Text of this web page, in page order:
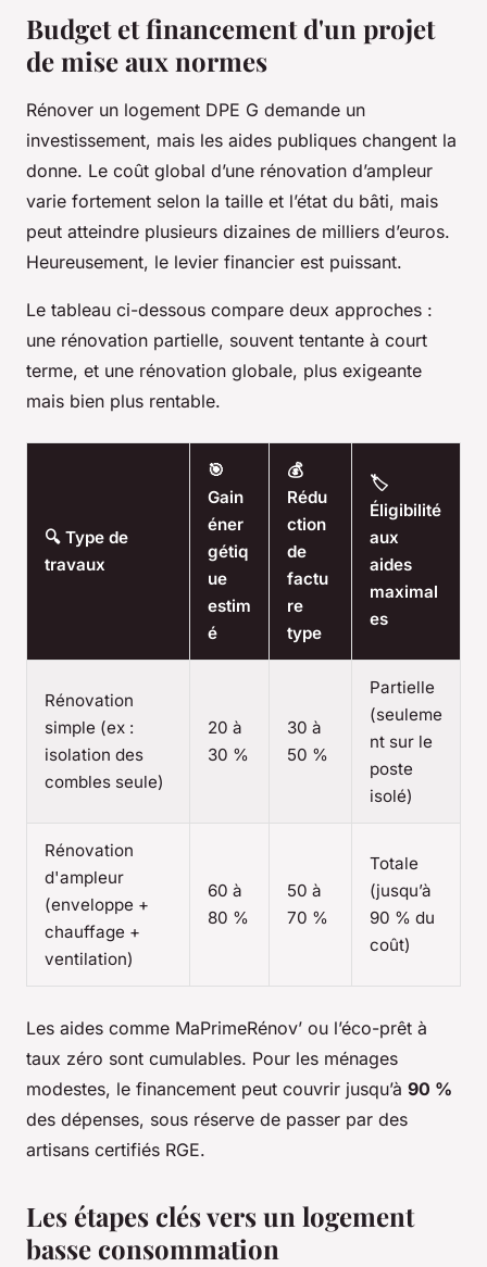
Budget et financement d'un projet
de mise aux normes
Rénover un logement DPE G demande un
investissement, mais les aides publiques changent la
donne. Le coût global d’une rénovation d’ampleur
varie fortement selon la taille et l’état du bâti, mais
peut atteindre plusieurs dizaines de milliers d’euros.
Heureusement, le levier financier est puissant.
Le tableau ci-dessous compare deux approches :
une rénovation partielle, souvent tentante à court
terme, et une rénovation globale, plus exigeante
mais bien plus rentable.
🔍 Type de
travaux
🎯
Gain
éner
gétiq
ue
estim
é
💰
Rédu
ction
de
factu
re
type
🏷️
Éligibilité
aux
aides
maximal
es
Rénovation
simple (ex :
isolation des
combles seule)
20 à
30 %
30 à
50 %
Partielle
(seuleme
nt sur le
poste
isolé)
Rénovation
d'ampleur
(enveloppe +
chauffage +
ventilation)
60 à
80 %
50 à
70 %
Totale
(jusqu’à
90 % du
coût)
Les aides comme MaPrimeRénov’ ou l’éco-prêt à
taux zéro sont cumulables. Pour les ménages
modestes, le financement peut couvrir jusqu’à 90 %
des dépenses, sous réserve de passer par des
artisans certifiés RGE.
Les étapes clés vers un logement
basse consommation